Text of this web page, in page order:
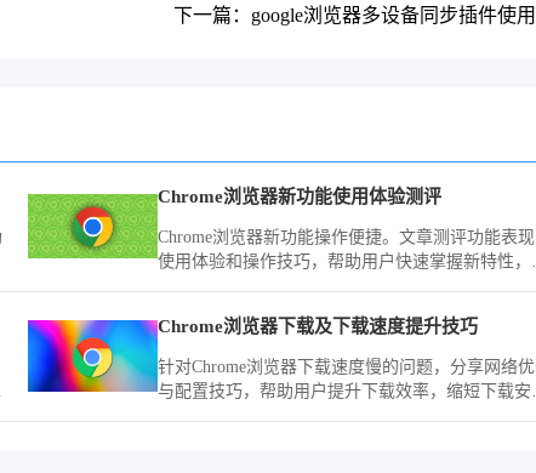
下一篇：google浏览器多设备同步插件使
Chrome浏览器新功能使用体验测评
Chrome浏览器新功能操作便捷。文章测评功能表
使用体验和操作技巧，帮助用户快速掌握新特性，
Chrome浏览器下载及下载速度提升技巧
针对Chrome浏览器下载速度慢的问题，分享网络
与配置技巧，帮助用户提升下载效率，缩短下载安